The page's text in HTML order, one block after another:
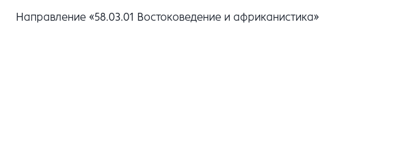
Направление «58.03.01 Востоковедение и африканистика»